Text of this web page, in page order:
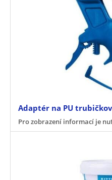
Adaptér na PU
Pro zobrazení informací je